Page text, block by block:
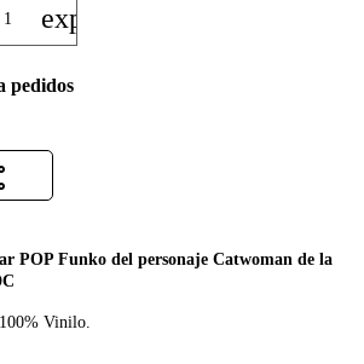
POP Funko del personaje Catwoman de la
Vinilo.
expand_less
pedidos